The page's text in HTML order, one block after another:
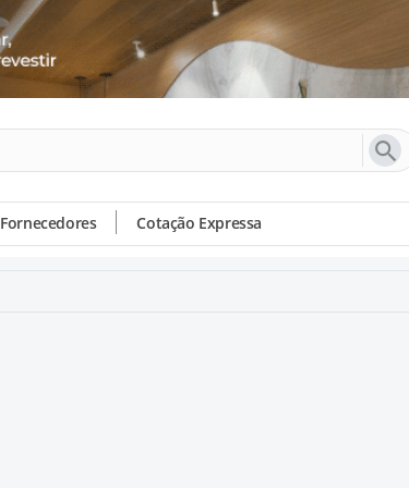
Fornecedores Cotação Expressa